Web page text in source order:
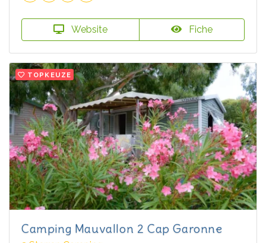
Website Fiche
TOPKEUZE
Camping Mauvallon 2 Cap Garonne